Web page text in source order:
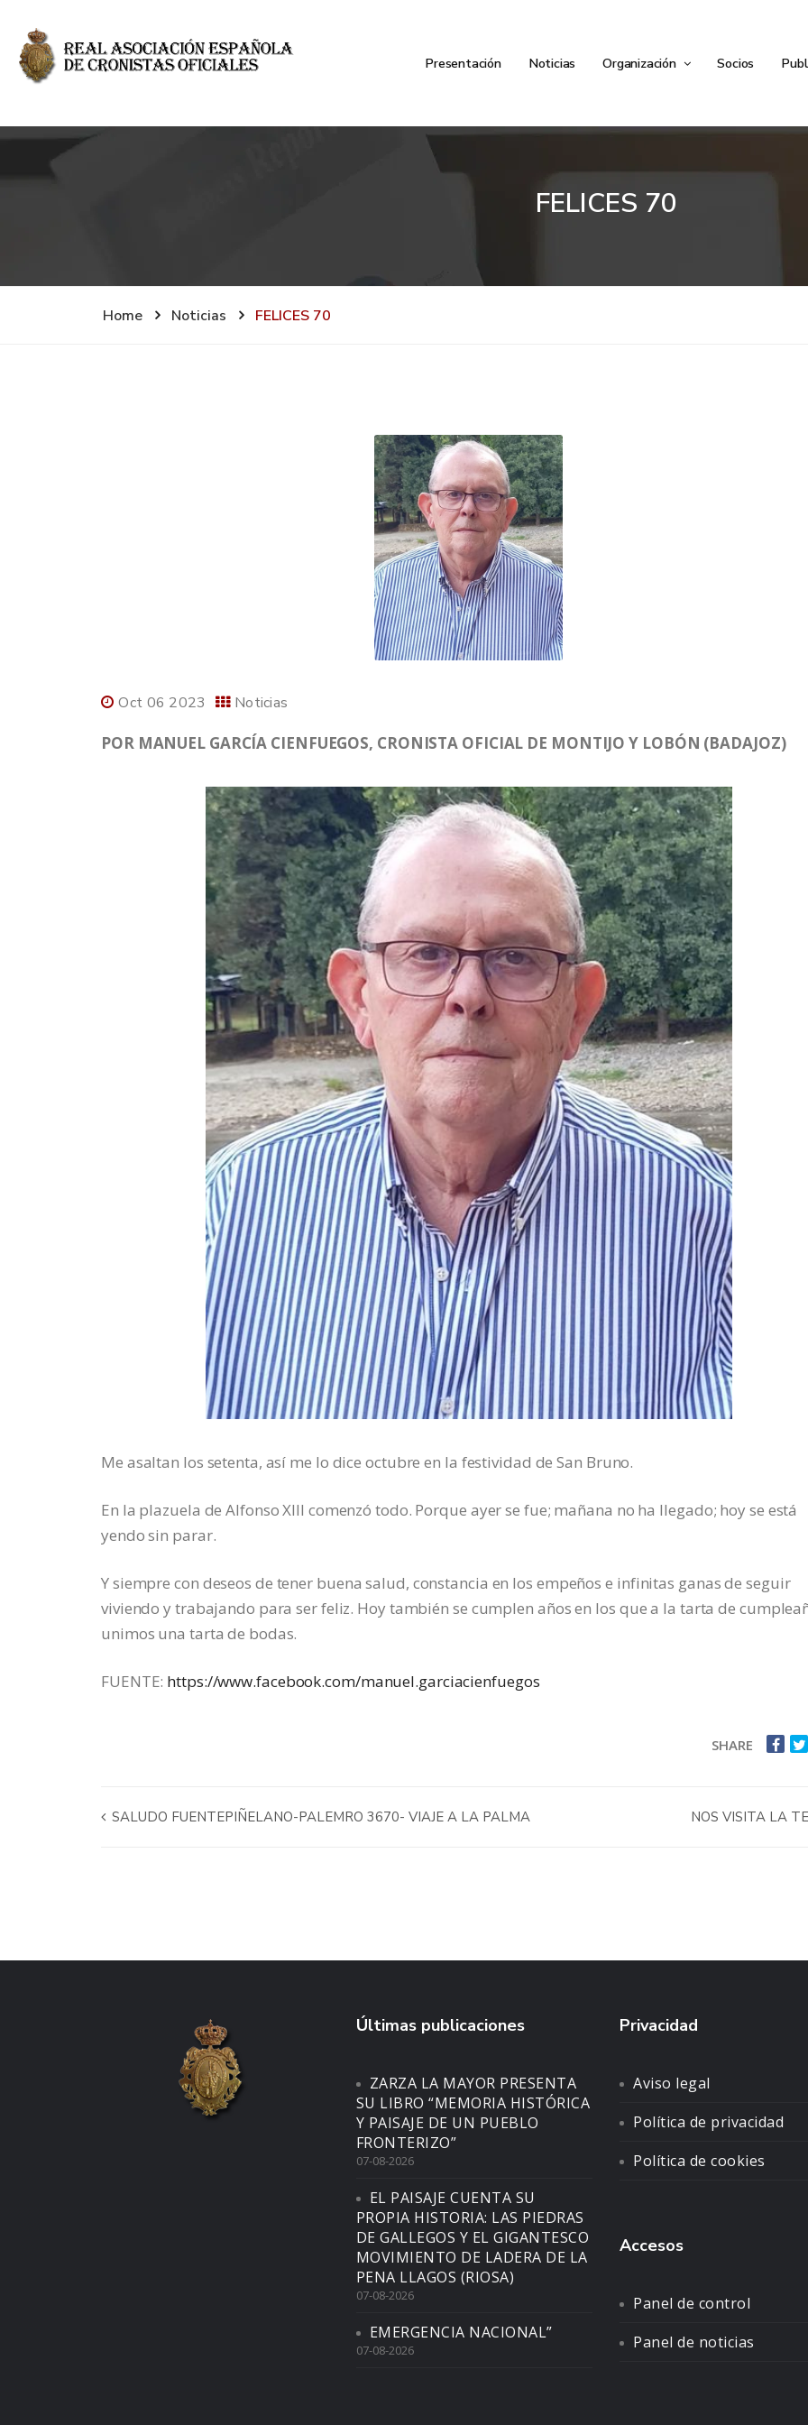
Presentación Noticias Organización Socios
FELICES 70
Home Noticias FELICES 70
Oct 06 2023 Noticias
POR MANUEL GARCÍA CIENFUEGOS, CRONISTA OFICIAL DE MONTIJO Y LOBÓN (BADAJOZ)
Me asaltan los setenta, así me lo dice octubre en la festividad de San Bruno.
En la plazuela de Alfonso XIII comenzó todo. Porque ayer se fue; mañana no ha llegado; hoy se está
yendo sin parar.
Y siempre con deseos de tener buena salud, constancia en los empeños e infinitas ganas de seguir
viviendo y trabajando para ser feliz. Hoy también se cumplen años en los que a la tarta de
unimos una tarta de bodas.
FUENTE: https://www.facebook.com/manuel.garciacienfuegos
SHARE
SALUDO FUENTEPIÑELANO-PALEMRO 3670- VIAJE A LA PALMA NOS VISITA LA
Últimas publicaciones
ZARZA LA MAYOR PRESENTA
SU LIBRO “MEMORIA HISTÓRICA
Y PAISAJE DE UN PUEBLO
FRONTERIZO”
07-08-2026
EL PAISAJE CUENTA SU
PROPIA HISTORIA: LAS PIEDRAS
DE GALLEGOS Y EL GIGANTESCO
MOVIMIENTO DE LADERA DE LA
PENA LLAGOS (RIOSA)
07-08-2026
EMERGENCIA NACIONAL”
07-08-2026
Privacidad
Aviso legal
Política de privacidad
Política de cookies
Accesos
Panel de control
Panel de noticias